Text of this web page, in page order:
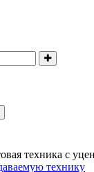
техника с